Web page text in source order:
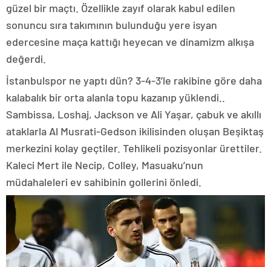
güzel bir maçtı. Özellikle zayıf olarak kabul edilen
sonuncu sıra takımının bulunduğu yere isyan
edercesine maça kattığı heyecan ve dinamizm alkışa
değerdi.
İstanbulspor ne yaptı dün? 3-4-3’le rakibine göre daha
kalabalık bir orta alanla topu kazanıp yüklendi..
Sambissa, Loshaj, Jackson ve Ali Yaşar, çabuk ve akıllı
ataklarla Al Musrati-Gedson ikilisinden oluşan Beşiktaş
merkezini kolay geçtiler. Tehlikeli pozisyonlar ürettiler.
Kaleci Mert ile Necip, Colley, Masuaku’nun
müdahaleleri ev sahibinin gollerini önledi.